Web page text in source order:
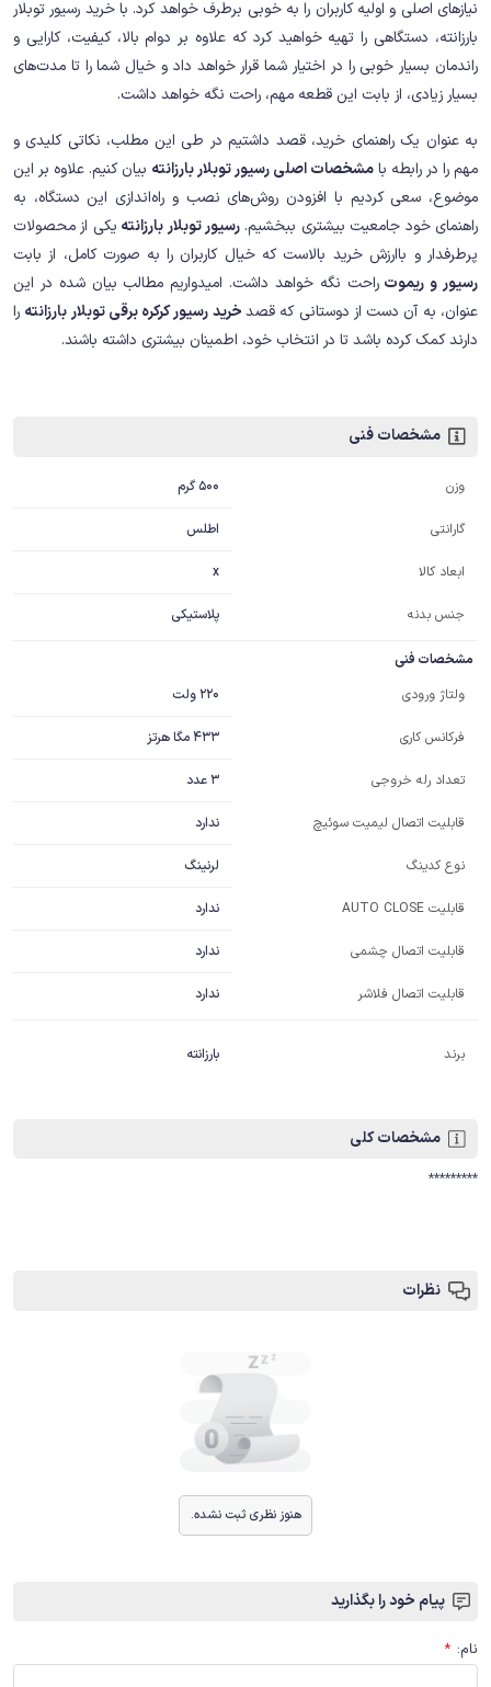
نیازهای اصلی و اولیه کاربران را به خوبی برطرف خواهد کرد. با خرید رسیور توبلار
بارزانته، دستگاهی را تهیه خواهید کرد که علاوه بر دوام بالا، کیفیت، کارایی و
راندمان بسیار خوبی را در اختیار شما قرار خواهد داد و خیال شما را تا مدت‌های
بسیار زیادی، از بابت این قطعه مهم، راحت نگه خواهد داشت.
به عنوان یک راهنمای خرید، قصد داشتیم در طی این مطلب، نکاتی کلیدی و
مهم را در رابطه بامشخصات اصلی رسیور توبلار بارزانته بیان کنیم. علاوه بر این
موضوع، سعی کردیم با افزودن روش‌های نصب و راه‌اندازی این دستگاه، به
راهنمای خود جامعیت بیشتری ببخشیم. رسیور توبلار بارزانته یکی از محصولات
پرطرفدار و باارزش خرید بالاست که خیال کاربران را به صورت کامل، از بابت
رسیور و ریموتراحت نگه خواهد داشت. امیدواریم مطالب بیان شده در این
عنوان، به آن دست از دوستانی که قصدخرید رسیور کرکره برقی توبلار بارزانته را
دارند کمک کرده باشد تا در انتخاب خود، اطمینان بیشتری داشته باشند.
مشخصات فنی
وزن 500 گرم
گارانتی اطلس
ابعاد کالا x
جنس بدنه پلاستیکی
مشخصات فنی
ولتاژ ورودی
220 ولت
فرکانس کاری 433 مگا هرتز
تعداد رله خروجی 3 عدد
قابلیت اتصال لیمیت سوئیچ ندارد
نوع کدینگ لرنینگ
قابلیت AUTO CLOSE ندارد
قابلیت اتصال چشمی ندارد
قابلیت اتصال فلاشر ندارد
برند بارزانته
مشخصات کلی
*********
نظرات
هنوز نظری ثبت نشده.
پیام خود را بگذارید
نام:
*